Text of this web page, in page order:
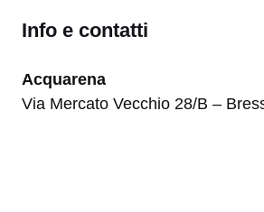
Info e contatti
Acquarena
Via Mercato Vecchio 28/B –